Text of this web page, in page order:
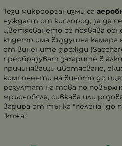
Тези микроорганизми са
нуждаят от кислород, за да
цветясването се появява
където има въздушна камера
от винените дрожди (
преобразуват захарите в
причиняващи цветясване,
компоненти на виното до
резултат на това по
мръснобяла, сивкава или
варира от тънка "пелена" до
"кожа".